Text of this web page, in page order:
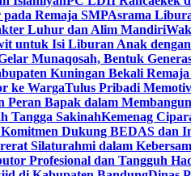
Remaja SMPAsrama
Luhur dan Alim Mandiri
untuk Isi Liburan Anak
Munaqosah, Bentuk
Kuningan Bekali Remaja
ke WargaTulus Pribadi
Bapak dalam
Tangga SakinahKemenag
Dukung BEDAS dan
Silaturahmi dalam
Profesional dan Tangguh